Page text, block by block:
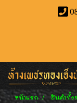
หน้าแรก
สินค้าทั้ง